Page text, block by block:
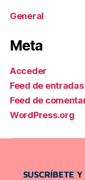
General
Meta
Acceder
Feed de entradas
Feed de
WordPress.org
SUSCRÍBETE